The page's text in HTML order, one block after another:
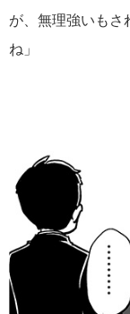
が、無理強いもさ
ね」